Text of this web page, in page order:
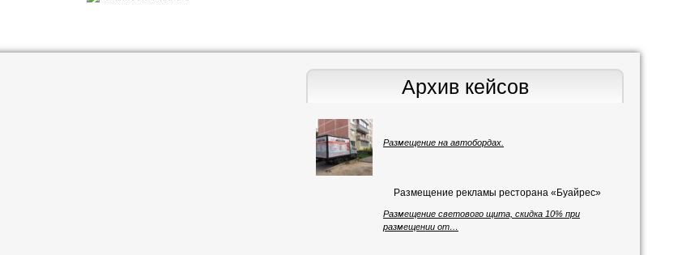
Архив кейсов
Размещение на автобордах.
Размещение рекламы ресторана «Буайрес»
Размещение светового щита, скидка 10% при
размещении от…